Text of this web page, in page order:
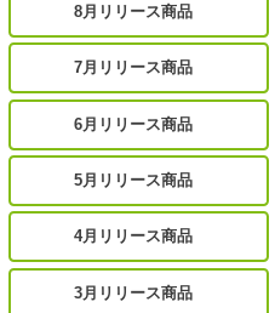
8月リリース商品
7月リリース商品
6月リリース商品
5月リリース商品
4月リリース商品
3月リリース商品